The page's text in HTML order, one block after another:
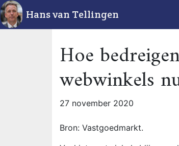
Hans van Tellingen
Hoe
webwinkels
27 november 2020
Bron: Vastgoedmarkt.